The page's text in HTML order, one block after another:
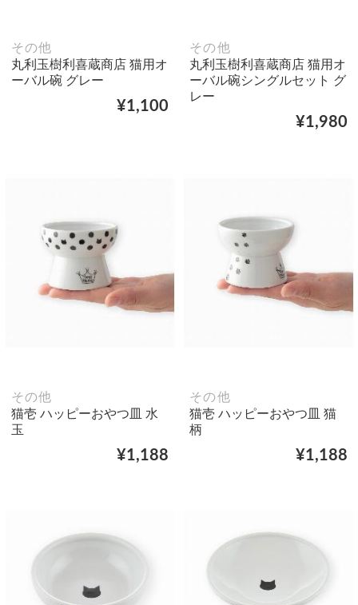
その他
丸利玉樹利喜蔵商店 猫用オ
ーバル碗 グレー
¥1,100
その他
丸利玉樹利喜蔵商店 猫用オ
ーバル碗シングルセット グ
レー
¥1,980
その他
猫壱 ハッピーおやつ皿 水
玉
¥1,188
その他
猫壱 ハッピーおやつ皿 猫
柄
¥1,188